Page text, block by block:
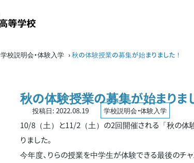
学校説明会・体験入学 ›秋の体験授業の募集が始まりました！
秋の体験授業の募集が始まりま
投稿日: 2022.08.19 学校説明会・体験入学
10/8（土）と11/2（土）の2回開催される「秋の体
りました。
今年度、りらの授業を中学生が体験できる最後のチャ